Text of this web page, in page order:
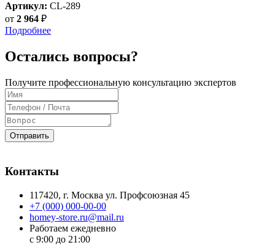
Артикул: CL-289
от 2 964 ₽
Подробнее
Остались вопросы?
Получите профессиональную консультацию экспертов
Отправить
Контакты
117420, г. Москва ул. Профсоюзная 45
+7 (000) 000-00-00
homey-store.ru@mail.ru
Работаем ежедневно
с 9:00 до 21:00